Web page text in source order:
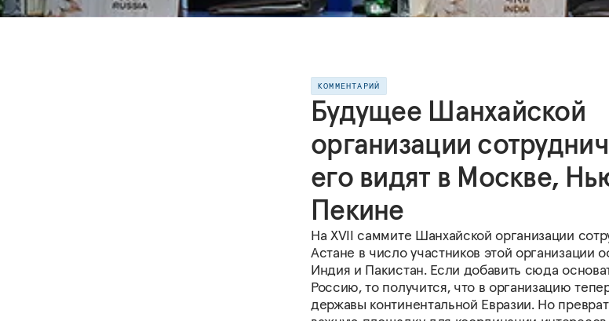
КОММЕНТАРИЙ
Будущее Шанхайской
организации
его видят в Москве,
Пекине
На XVII саммите Шанхайской организации
Астане в число участников этой организации
Индия и Пакистан. Если добавить сюда
Россию, то получится, что в организацию
державы континентальной Евразии. Но